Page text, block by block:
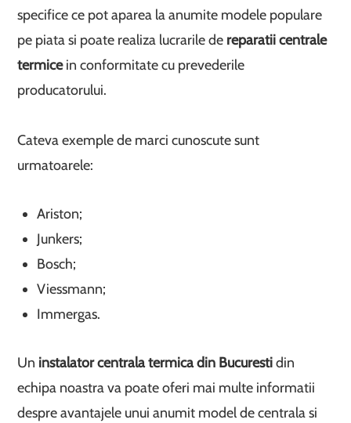
specifice ce pot aparea la anumite modele populare
pe piata si poate realiza lucrarile de reparatii centrale
termicein conformitate cu prevederile
producatorului.
Cateva exemple de marci cunoscute sunt
urmatoarele:
Ariston;
Junkers;
Bosch;
Viessmann;
Immergas.
Un instalator centrala termica din Bucurestidin
echipa noastra va poate oferi mai multe informatii
despre avantajele unui anumit model de centrala si